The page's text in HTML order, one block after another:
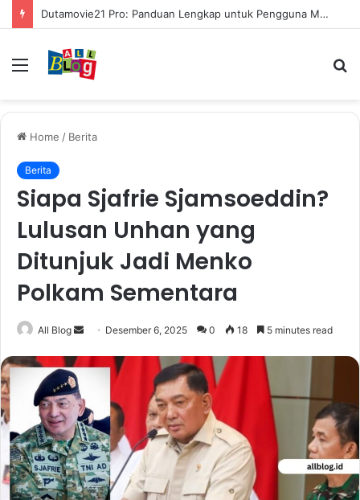
Dutamovie21 Pro: Panduan Lengkap untuk Pengguna Modern
Menu
Home / Berita
Berita
Siapa Sjafrie Sjamsoeddin?
Lulusan Unhan yang
Ditunjuk Jadi Menko
Polkam Sementara
All Blog
Send
email
Desember 6, 2025 0 18 5 minutes read